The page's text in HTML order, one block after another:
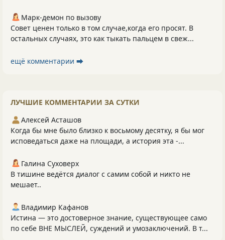
Марк-демон по вызову
Совет ценен только в том случае,когда его просят. В
остальных случаях, это как тыкать пальцем в свеж...
ещё комментарии ⮕
ЛУЧШИЕ КОММЕНТАРИИ ЗА СУТКИ
Алексей Асташов
Когда бы мне было близко к восьмому десятку, я бы мог
исповедаться даже на площади, а история эта -...
Галина Суховерх
В тишине ведётся диалог с самим собой и никто не
мешает..
Владимир Кафанов
Истина — это достоверное знание, существующее само
по себе ВНЕ МЫСЛЕЙ, суждений и умозаключений. В т...